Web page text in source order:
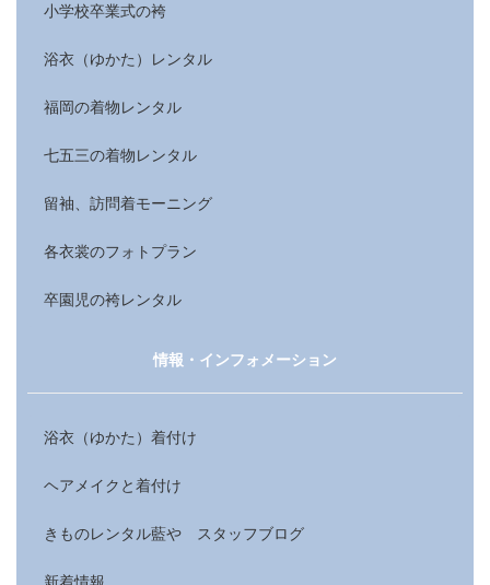
小学校卒業式の袴
浴衣（ゆかた）レンタル
福岡の着物レンタル
七五三の着物レンタル
留袖、訪問着モーニング
各衣裳のフォトプラン
卒園児の袴レンタル
情報・インフォメーション
浴衣（ゆかた）着付け
ヘアメイクと着付け
きものレンタル藍や スタッフブログ